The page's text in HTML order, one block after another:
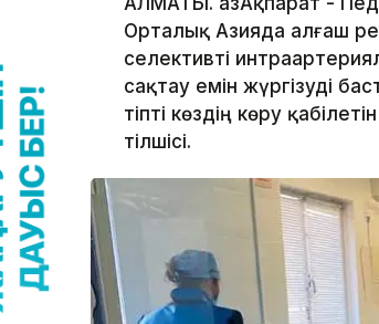
Орталық Азияда алғаш
селективті
сақтау емін жүргізуді
тіпті көздің көру
тілшісі.